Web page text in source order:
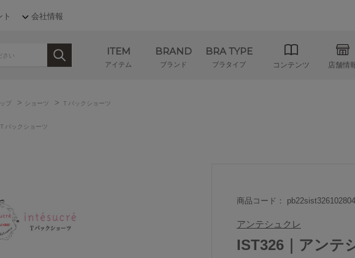
ト 会社情報
ITEM
アイテム
BRAND
ブランド
BRA TYPE
ブラタイプ コンテンツ 店舗情
プ > ショーツ >
Ｔバックショーツ
Ｔバックショーツ
商品コード： pb22sist326102804
アンテシュクレ
IST326｜アンテ